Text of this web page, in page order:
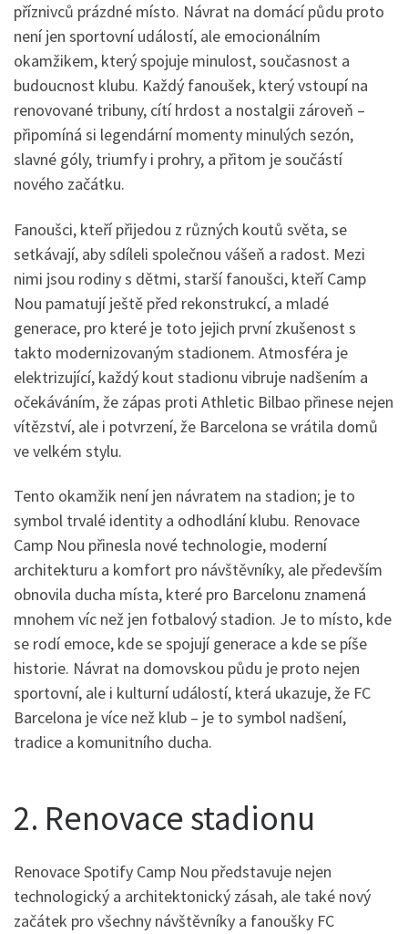
příznivců prázdné místo. Návrat na domácí půdu proto
není jen sportovní událostí, ale emocionálním
okamžikem, který spojuje minulost, současnost a
budoucnost klubu. Každý fanoušek, který vstoupí na
renovované tribuny, cítí hrdost a nostalgii zároveň –
připomíná si legendární momenty minulých sezón,
slavné góly, triumfy i prohry, a přitom je součástí
nového začátku.
Fanoušci, kteří přijedou z různých koutů světa, se
setkávají, aby sdíleli společnou vášeň a radost. Mezi
nimi jsou rodiny s dětmi, starší fanoušci, kteří Camp
Nou pamatují ještě před rekonstrukcí, a mladé
generace, pro které je toto jejich první zkušenost s
takto modernizovaným stadionem. Atmosféra je
elektrizující, každý kout stadionu vibruje nadšením a
očekáváním, že zápas proti Athletic Bilbao přinese nejen
vítězství, ale i potvrzení, že Barcelona se vrátila domů
ve velkém stylu.
Tento okamžik není jen návratem na stadion; je to
symbol trvalé identity a odhodlání klubu. Renovace
Camp Nou přinesla nové technologie, moderní
architekturu a komfort pro návštěvníky, ale především
obnovila ducha místa, které pro Barcelonu znamená
mnohem víc než jen fotbalový stadion. Je to místo, kde
se rodí emoce, kde se spojují generace a kde se píše
historie. Návrat na domovskou půdu je proto nejen
sportovní, ale i kulturní událostí, která ukazuje, že FC
Barcelona je více než klub – je to symbol nadšení,
tradice a komunitního ducha.
2. Renovace stadionu
Renovace Spotify Camp Nou představuje nejen
technologický a architektonický zásah, ale také nový
začátek pro všechny návštěvníky a fanoušky FC